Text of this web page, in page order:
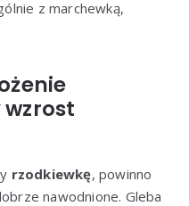
z marchewką,
rzodkiewkę, powinno
nawodnione. Gleba